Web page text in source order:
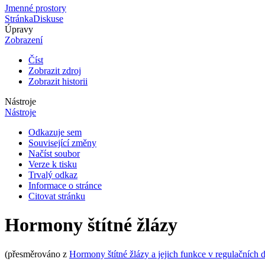
Jmenné prostory
StránkaDiskuse
Úpravy
Zobrazení
Číst
Zobrazit zdroj
Zobrazit historii
Nástroje
Nástroje
Odkazuje sem
Související změny
Načíst soubor
Verze k tisku
Trvalý odkaz
Informace o stránce
Citovat stránku
Hormony štítné žlázy
(přesměrováno z Hormony štítné žlázy a jejich funkce v regulačních